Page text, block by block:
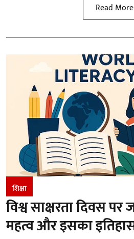
Read More
शिक्षा
विश्व साक्षरता दिवस पर
महत्व और इसका